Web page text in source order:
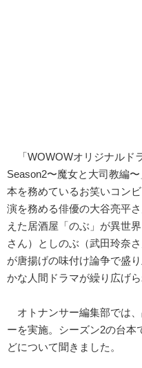
「WOWOWオリジナルド
Season2〜魔女と大司教編
本を務めているお笑いコン
演を務める俳優の大谷亮平
えた居酒屋「のぶ」が異世
さん）としのぶ（武田玲奈
が唐揚げの味付け論争で盛
かな人間ドラマが繰り広げ
オトナンサー編集部では
ーを実施。シーズン2の台本
どについて聞きました。